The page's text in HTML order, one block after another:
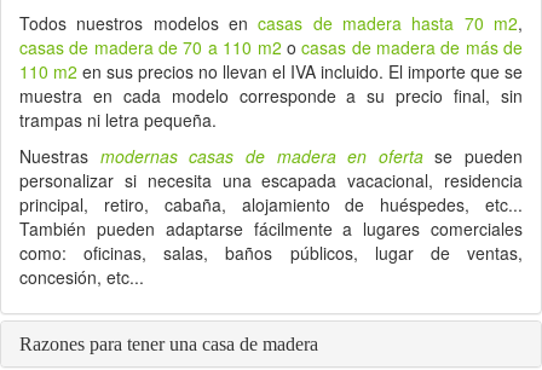
Todos nuestros modelos encasas de madera hasta 70 m2,
casas de madera de 70 a 110 m2 ocasas de madera de más de
110 m2 en sus precios no llevan el IVA incluido. El importe que se
muestra en cada modelo corresponde a su precio final, sin
trampas ni letra pequeña.
Nuestras modernas casas de madera en ofertase pueden
personalizar si necesita una escapada vacacional, residencia
principal, retiro, cabaña, alojamiento de huéspedes, etc...
También pueden adaptarse fácilmente a lugares comerciales
como: oficinas, salas, baños públicos, lugar de ventas,
concesión, etc...
Razones para tener una casa de madera